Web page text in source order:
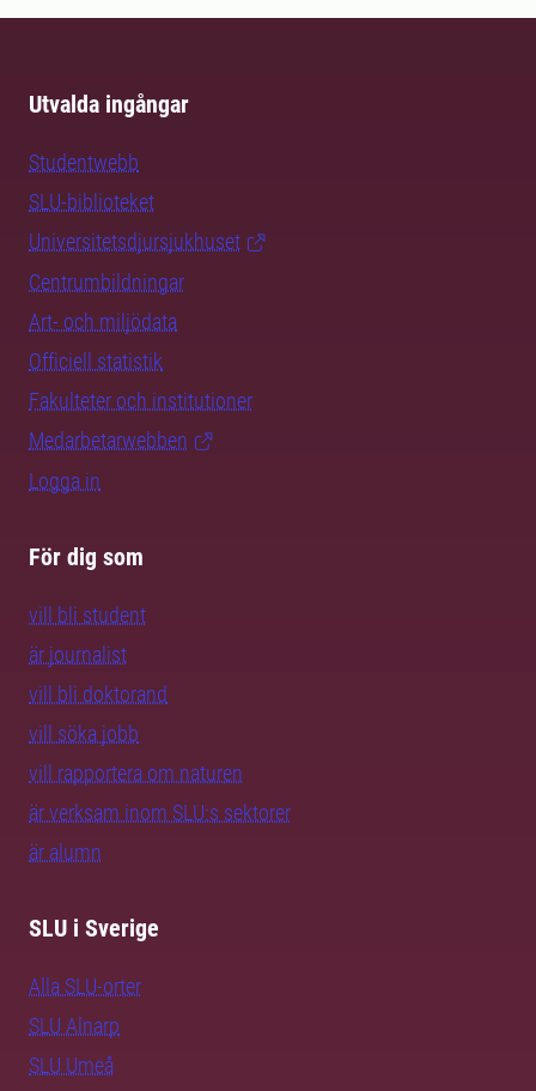
Utvalda ingångar
Studentwebb
SLU-biblioteket
Universitetsdjursjukhuset
Centrumbildningar
Art- och miljödata
Officiell statistik
Fakulteter och institutioner
Medarbetarwebben
Logga in
För dig som
vill bli student
är journalist
vill bli doktorand
vill söka jobb
vill rapportera om naturen
är verksam inom SLU:s sektorer
är alumn
SLU i Sverige
Alla SLU-orter
SLU Alnarp
SLU Umeå